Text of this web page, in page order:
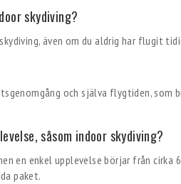
skydiving?
även om du aldrig har flugit
och själva flygtiden, som
såsom indoor skydiving?
en enkel upplevelse börjar från cirka
paket.